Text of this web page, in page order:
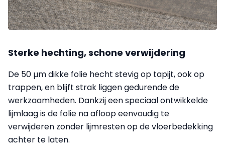
Sterke hechting, schone verwijdering
De 50 µm dikke folie hecht stevig op tapijt, ook op
trappen, en blijft strak liggen gedurende de
werkzaamheden. Dankzij een speciaal ontwikkelde
lijmlaag is de folie na afloop eenvoudig te
verwijderen zonder lijmresten op de vloerbedekking
achter te laten.